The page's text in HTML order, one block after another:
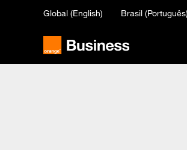
Global (English) Brasil (Português)